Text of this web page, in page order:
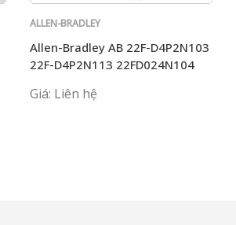
ALLEN-BRADLEY
Allen-Bradley AB 22F-D4P2N103
22F-D4P2N113 22FD024N104
Giá: Liên hệ